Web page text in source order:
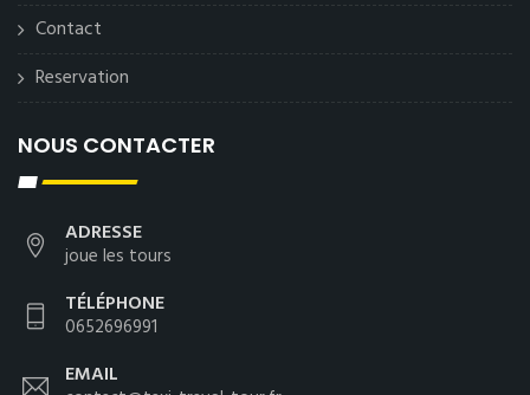
Contact
Reservation
NOUS CONTACTER
ADRESSE
joue les tours
TÉLÉPHONE
0652696991
EMAIL